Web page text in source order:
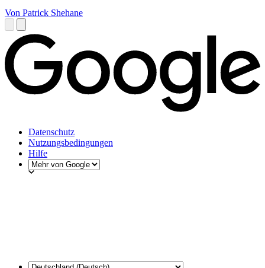
Von Patrick Shehane
Datenschutz
Nutzungsbedingungen
Hilfe